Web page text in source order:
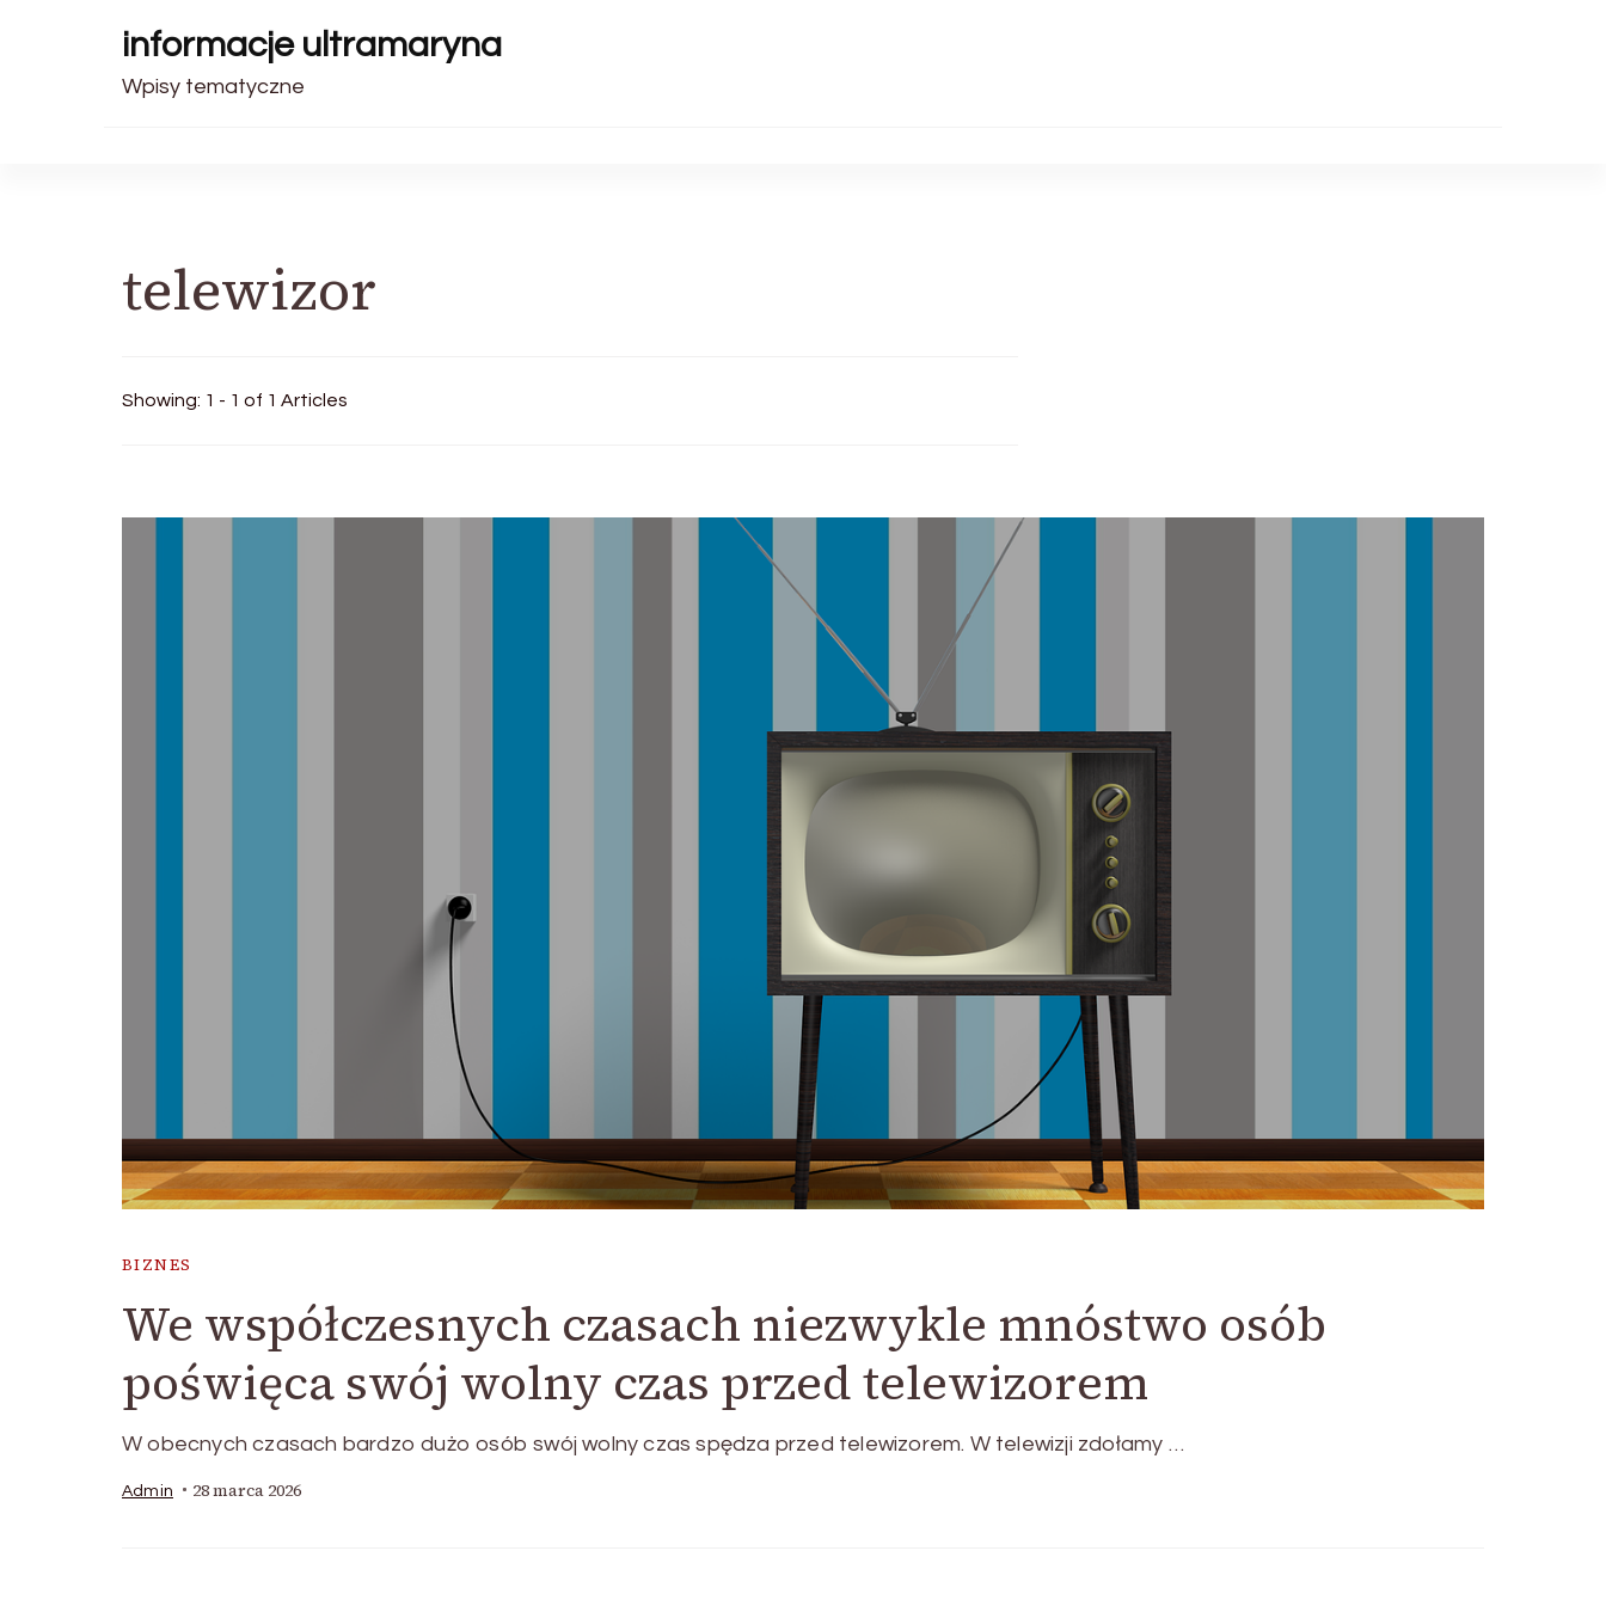
informacje ultramaryna
Wpisy tematyczne
telewizor
Showing: 1 - 1 of 1 Articles
BIZNES
We współczesnych czasach niezwykle mnóstwo osób
poświęca swój wolny czas przed telewizorem
W obecnych czasach bardzo dużo osób swój wolny czas spędza przed telewizorem. W telewizji zdołamy …
Admin 28 marca 2026